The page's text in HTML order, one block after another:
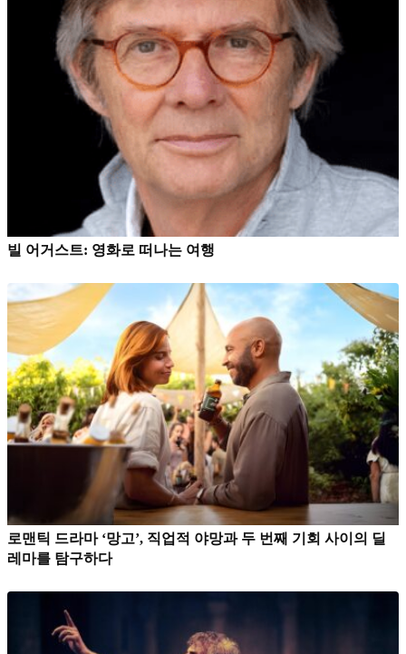
빌 어거스트: 영화로 떠나는 여행
로맨틱 드라마 ‘망고’, 직업적 야망과 두 번째 기회 사이의 딜
레마를 탐구하다